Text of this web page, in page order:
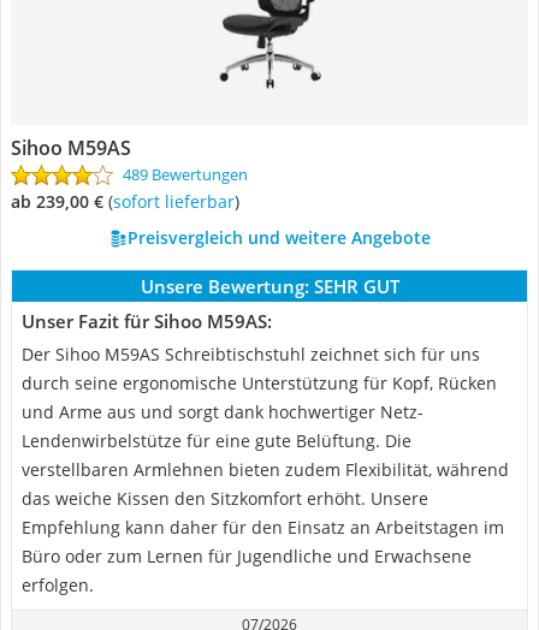
Sihoo M59AS
489 Bewertungen
ab 239,00 € ( Sofort lieferbar)
Preisvergleich und weitere Angebote
Unsere Bewertung: SEHR GUT
Unser Fazit für Sihoo M59AS:
Der Sihoo M59AS Schreibtischstuhl zeichnet sich für uns
durch seine ergonomische Unterstützung für Kopf, Rücken
und Arme aus und sorgt dank hochwertiger Netz-
Lendenwirbelstütze für eine gute Belüftung. Die
verstellbaren Armlehnen bieten zudem Flexibilität, während
das weiche Kissen den Sitzkomfort erhöht. Unsere
Empfehlung kann daher für den Einsatz an Arbeitstagen im
Büro oder zum Lernen für Jugendliche und Erwachsene
erfolgen.
07/2026